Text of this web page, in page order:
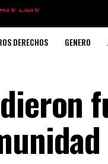
DERECHOS GENERO